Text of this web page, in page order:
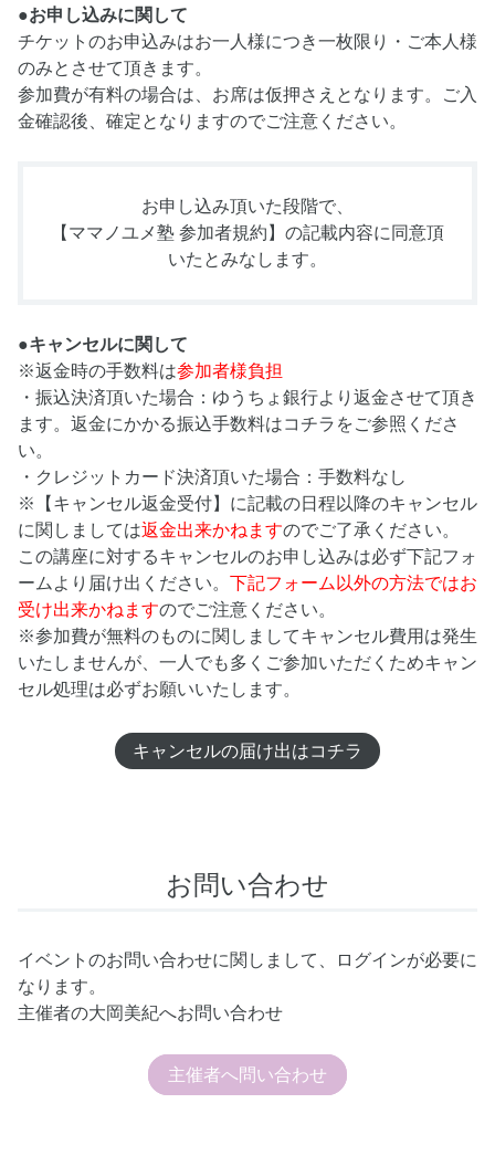
●お申し込みに関して
チケットのお申込みはお一人様につき一枚限り・ご本人様
のみとさせて頂きます。
参加費が有料の場合は、お席は仮押さえとなります。ご入
金確認後、確定となりますのでご注意ください。
お申し込み頂いた段階で、
【ママノユメ塾 参加者規約】 の記載内容に同意頂
いたとみなします。
●キャンセルに関して
※返金時の手数料は参加者様負担
・振込決済頂いた場合：ゆうちょ銀行より返金させて頂き
ます。返金にかかる振込手数料はコチラをご参照くださ
い。
・クレジットカード決済頂いた場合：手数料なし
※【キャンセル返金受付】に記載の日程以降のキャンセル
に関しましては返金出来かねますのでご了承ください。
この講座に対するキャンセルのお申し込みは必ず下記フォ
ームより届け出ください。 下記フォーム以外の方法ではお
受け出来かねますのでご注意ください。
※参加費が無料のものに関しましてキャンセル費用は発生
いたしませんが、一人でも多くご参加いただくためキャン
セル処理は必ずお願いいたします。
キャンセルの届け出はコチラ
お問い合わせ
イベントのお問い合わせに関しまして、ログインが必要に
なります。
主催者の大岡美紀へお問い合わせ
主催者へ問い合わせ